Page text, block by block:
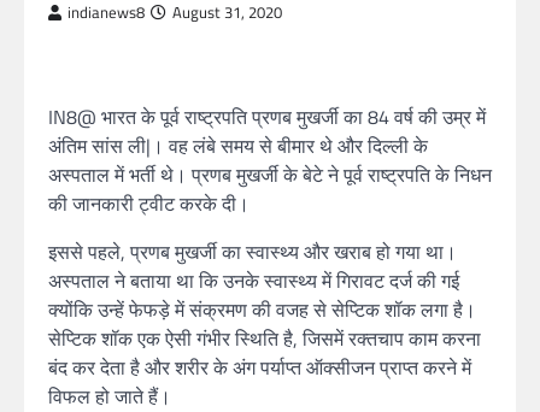
indianews8 August 31, 2020
IN8@ भारत के पूर्व राष्ट्रपति प्रणब मुखर्जी का 84 वर्ष की उम्र में
अंतिम सांस ली|। वह लंबे समय से बीमार थे और दिल्ली के
अस्पताल में भर्ती थे। प्रणब मुखर्जी के बेटे ने पूर्व राष्ट्रपति के निधन
की जानकारी ट्वीट करके दी।
इससे पहले, प्रणब मुखर्जी का स्वास्थ्य और खराब हो गया था।
अस्पताल ने बताया था कि उनके स्वास्थ्य में गिरावट दर्ज की गई
क्योंकि उन्हें फेफड़े में संक्रमण की वजह से सेप्टिक शॉक लगा है।
सेप्टिक शॉक एक ऐसी गंभीर स्थिति है, जिसमें रक्तचाप काम करना
बंद कर देता है और शरीर के अंग पर्याप्त ऑक्सीजन प्राप्त करने में
विफल हो जाते हैं।